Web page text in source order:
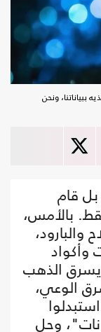
ببياناتنا، ونحن
قام
بالأمس،
وأكواد
يسرق الذهب
الوعي،
وحل